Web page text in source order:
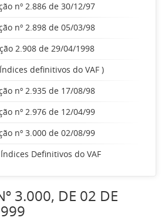
nº 2.886 de 30/12/97
nº 2.898 de 05/03/98
2.908 de 29/04/1998
definitivos do VAF )
nº 2.935 de 17/08/98
nº 2.976 de 12/04/99
nº 3.000 de 02/08/99
Definitivos do VAF
3.000, DE 02 DE